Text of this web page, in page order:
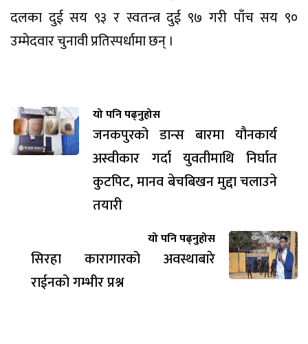
दलका दुई सय ९३ र स्वतन्त्र दुई ९७ गरी पाँच सय ९०
उम्मेदवार चुनावी प्रतिस्पर्धामा छन् ।
यो पनि पढ्नुहोस
जनकपुरको डान्स बारमा यौनकार्य
अस्वीकार गर्दा युवतीमाथि निर्घात
कुटपिट, मानव बेचबिखन मुद्दा चलाउने
तयारी
यो पनि पढ्नुहोस
सिरहा कारागारको अवस्थाबारे
राईनको गम्भीर प्रश्न